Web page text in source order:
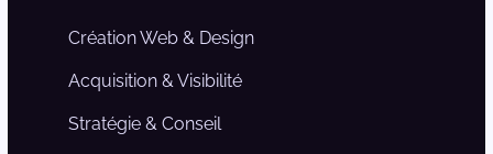
Création Web & Design
Acquisition & Visibilité
Stratégie & Conseil